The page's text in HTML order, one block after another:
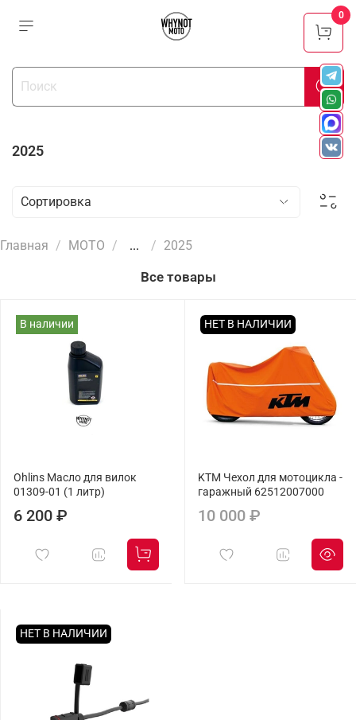
2025
Главная МОТО ... 2025
Все товары
В наличии
Ohlins Масло для вилок
01309-01 (1 литр)
6 200 ₽
НЕТ В НАЛИЧИИ
KTM Чехол для мотоцикла -
гаражный 62512007000
10 000 ₽
НЕТ В НАЛИЧИИ
0